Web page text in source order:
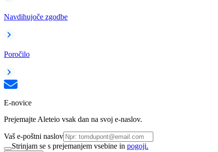
Navdihujoče zgodbe
Poročilo
E-novice
Prejemajte Aleteio vsak dan na svoj e-naslov.
Vaš e-poštni naslov
Strinjam se s prejemanjem vsebine in pogoji.